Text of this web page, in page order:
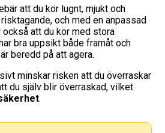
Logga in
Prov
att du kör lugnt, mjukt och
och med en anpassad
också att du kör med stora
bra uppsikt både framåt och
beredd på att agera.
minskar risken att du överraskar
du själv blir överraskad, vilket
.